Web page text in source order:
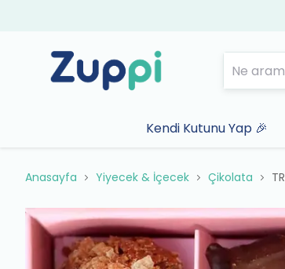
Kendi Kutunu Yap 🎉
Anasayfa Yiyecek & İçecek Çikolata